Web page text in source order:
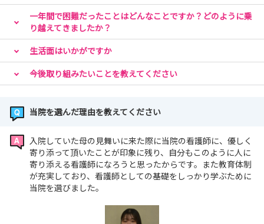
一年間で困難だったことはどんなことですか？どのように乗
り越えてきましたか？
生活面はいかがですか
今後取り組みたいことを教えてください
当院を選んだ理由を教えてください
入院していた母の見舞いに来た際に当院の看護師に、優しく
寄り添って頂いたことが印象に残り、自分もこのように人に
寄り添える看護師になろうと思ったからです。また教育体制
が充実しており、看護師としての基礎をしっかり学ぶために
当院を選びました。